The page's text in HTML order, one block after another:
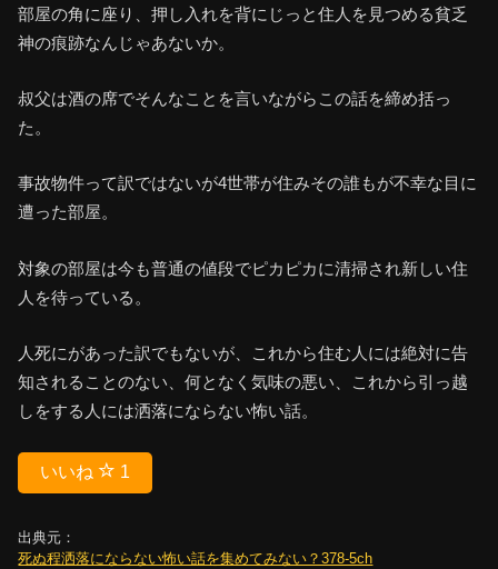
部屋の角に座り、押し入れを背にじっと住人を見つめる貧乏
神の痕跡なんじゃあないか。
叔父は酒の席でそんなことを言いながらこの話を締め括っ
た。
事故物件って訳ではないが4世帯が住みその誰もが不幸な目に
遭った部屋。
対象の部屋は今も普通の値段でピカピカに清掃され新しい住
人を待っている。
人死にがあった訳でもないが、これから住む人には絶対に告
知されることのない、何となく気味の悪い、これから引っ越
しをする人には洒落にならない怖い話。
いいね 1
出典元：
死ぬ程洒落にならない怖い話を集めてみない？378-5ch